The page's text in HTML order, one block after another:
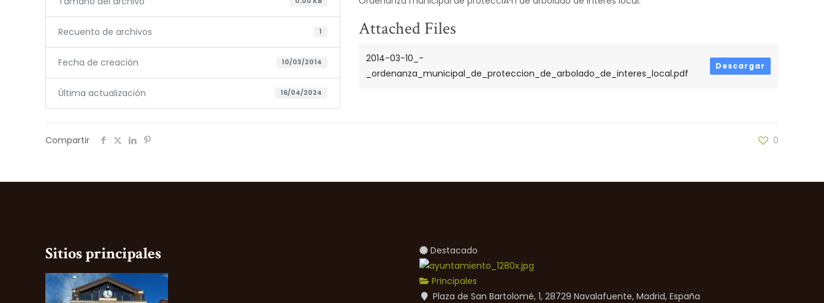
Recuento de archivos 1
Fecha de creación 10/03/2014
Última actualización 16/04/2024
Attached Files
2014-03-10_-
_ordenanza_municipal_de_proteccion_de_arbolado_de_interes_local.pdf
Descargar
Compartir 0
Sitios principales Destacado
Principales
Plaza de San Bartolomé, 1, 28729 Navalafuente, Madrid, España